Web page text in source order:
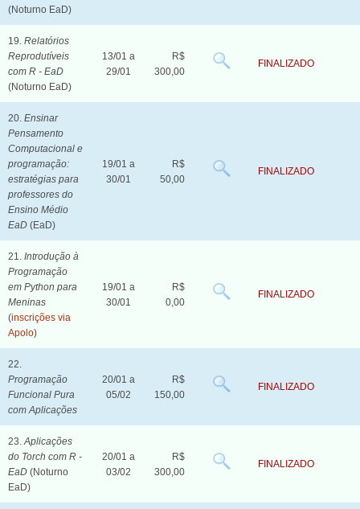
(Noturno EaD)
19. Relatórios
Reprodutíveis
com R - EaD
(Noturno EaD)
13/01 a
29/01
R$
300,00
FINALIZADO
20. Ensinar
Pensamento
Computacional e
programação:
estratégias para
professores do
Ensino Médio
EaD (EaD)
19/01 a
30/01
R$
50,00
FINALIZADO
21. Introdução à
Programação
em Python para
Meninas
(inscrições via
Apolo)
19/01 a
30/01
R$
0,00
FINALIZADO
22.
Programação
Funcional Pura
com Aplicações
20/01 a
05/02
R$
150,00
FINALIZADO
23. Aplicações
do Torch com R -
EaD (Noturno
EaD)
20/01 a
03/02
R$
300,00
FINALIZADO